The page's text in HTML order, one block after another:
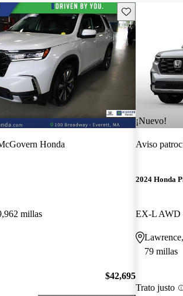
Guarda este Aviso
Honda
millas
$42,695
¡Nuevo!
Aviso
2024 Honda
EX-L AWD
79 millas
Trato justo